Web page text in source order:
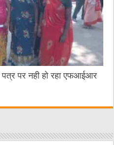
पर नही हो रहा एफआईआर